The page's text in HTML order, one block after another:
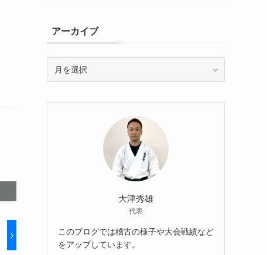
ーアーカイブ
イ
大津秀雄
代表
このブログでは稽古の様子や大会戦績など
をアップしています。